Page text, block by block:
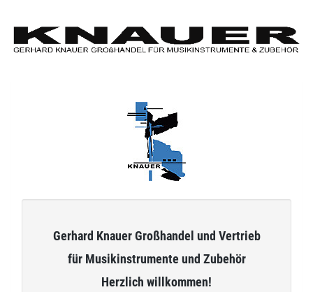
springen
Gerhard Knauer Großhandel und Vertrieb
für Musikinstrumente und Zubehör
Herzlich willkommen!